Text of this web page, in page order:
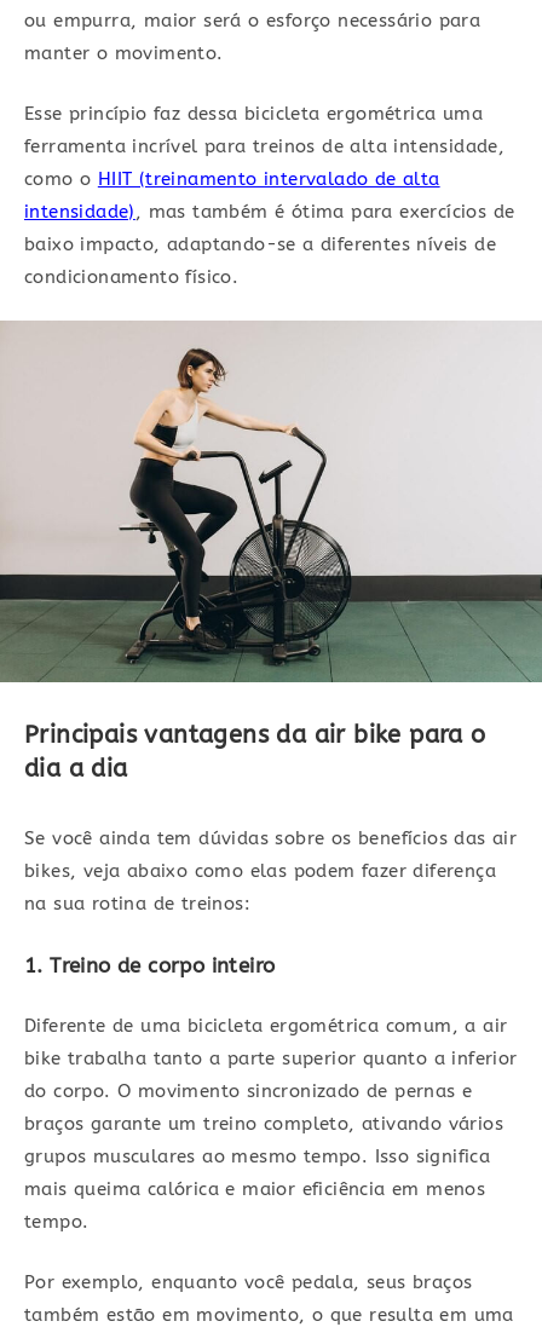
ou empurra, maior será o esforço necessário para
manter o movimento.
Esse princípio faz dessa bicicleta ergométrica uma
ferramenta incrível para treinos de alta intensidade,
como o HIIT (treinamento intervalado de alta
intensidade) , mas também é ótima para exercícios de
baixo impacto, adaptando-se a diferentes níveis de
condicionamento físico.
Principais vantagens da air bike para o
dia a dia
Se você ainda tem dúvidas sobre os benefícios das air
bikes, veja abaixo como elas podem fazer diferença
na sua rotina de treinos:
1. Treino de corpo inteiro
Diferente de uma bicicleta ergométrica comum, a air
bike trabalha tanto a parte superior quanto a inferior
do corpo. O movimento sincronizado de pernas e
braços garante um treino completo, ativando vários
grupos musculares ao mesmo tempo. Isso significa
mais queima calórica e maior eficiência em menos
tempo.
Por exemplo, enquanto você pedala, seus braços
também estão em movimento, o que resulta em uma